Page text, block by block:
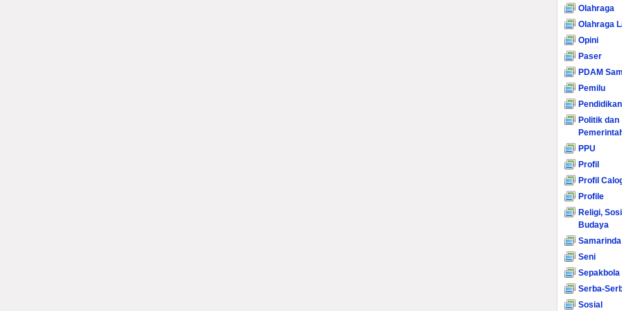
Olahraga
Olahraga
Opini
Paser
PDAM
Pemilu
Pendidikan
Politik dan
PPU
Profil
Profil
Profile
Religi,
Budaya
Samarinda
Seni
Sepakbola
Serba-
Sosial